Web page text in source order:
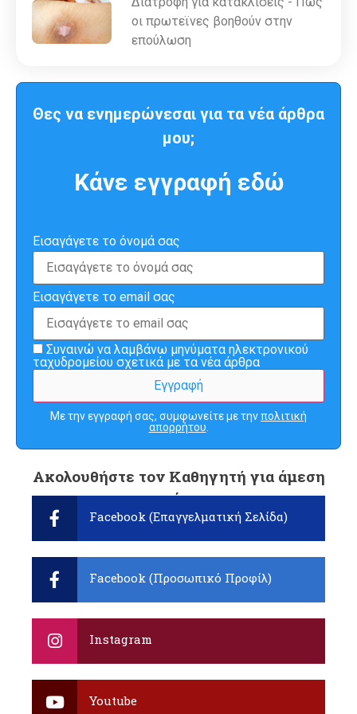
οι πρωτεϊνες βοηθούν στην
επούλωση
Θες να ενημερώνεσαι για τα νέα άρθρα
μου;
Κάνε εγγραφή εδώ
Εισαγάγετε το όνομά σας
Εισαγάγετε το email σας
Συναινώ να λαμβάνω μηνύματα ηλεκτρονικού
ταχυδρομείου σχετικά με τα νέα άρθρα
Με την εγγραφή σας, συμφωνείτε με τηνπολιτική
απορρήτου
Ακολουθήστε τον Καθηγητή για άμεση
ενημέρωση:
Facebook (Επαγγελματική Σελίδα)
Facebook (Προσωπικό Προφίλ)
Instagram
Youtube